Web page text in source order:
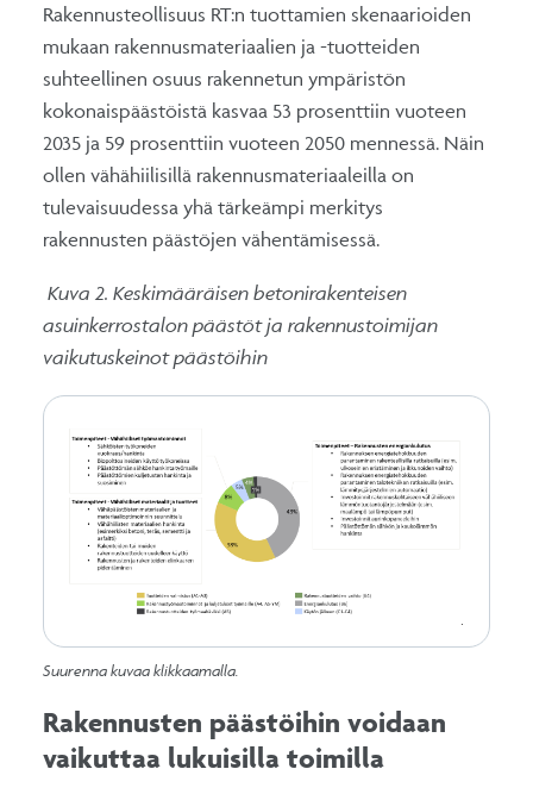
Rakennusteollisuus RT:n tuottamien skenaarioiden
mukaan rakennusmateriaalien ja -tuotteiden
suhteellinen osuus rakennetun ympäristön
kokonaispäästöistä kasvaa 53 prosenttiin vuoteen
2035 ja 59 prosenttiin vuoteen 2050 mennessä. Näin
ollen vähähiilisillä rakennusmateriaaleilla on
tulevaisuudessa yhä tärkeämpi merkitys
rakennusten päästöjen vähentämisessä.
Kuva 2. Keskimääräisen betonirakenteisen
asuinkerrostalon päästöt ja rakennustoimijan
vaikutuskeinot päästöihin
Suurenna kuvaa klikkaamalla.
Rakennusten päästöihin voidaan
vaikuttaa lukuisilla toimilla